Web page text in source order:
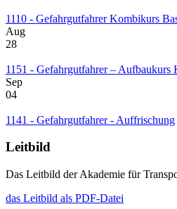
1110 - Gefahrgutfahrer Kombikurs
Aug
28
1151 - Gefahrgutfahrer – Aufbaukurs
Sep
04
1141 - Gefahrgutfahrer - Auffrischung
Leitbild
Das Leitbild der Akademie für
das Leitbild als PDF-Datei